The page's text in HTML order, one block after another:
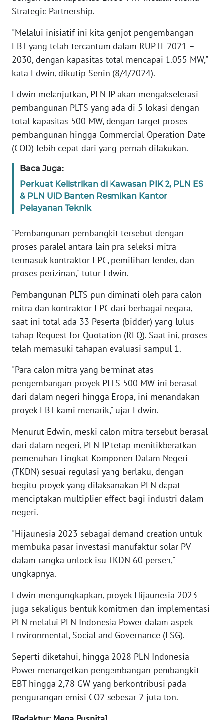
Strategic Partnership.
"Melalui inisiatif ini kita genjot pengembangan
EBT yang telah tercantum dalam RUPTL 2021 –
2030, dengan kapasitas total mencapai 1.055 MW,"
kata Edwin, dikutip Senin (8/4/2024).
Edwin melanjutkan, PLN IP akan mengakselerasi
pembangunan PLTS yang ada di 5 lokasi dengan
total kapasitas 500 MW, dengan target proses
pembangunan hingga Commercial Operation Date
(COD) lebih cepat dari yang pernah dilakukan.
Baca Juga:
Perkuat Kelistrikan di Kawasan PIK 2, PLN ES
& PLN UID Banten Resmikan Kantor
Pelayanan Teknik
"Pembangunan pembangkit tersebut dengan
proses paralel antara lain pra-seleksi mitra
termasuk kontraktor EPC, pemilihan lender, dan
proses perizinan," tutur Edwin.
Pembangunan PLTS pun diminati oleh para calon
mitra dan kontraktor EPC dari berbagai negara,
saat ini total ada 33 Peserta (bidder) yang lulus
tahap Request for Quotation (RFQ). Saat ini, proses
telah memasuki tahapan evaluasi sampul 1.
"Para calon mitra yang berminat atas
pengembangan proyek PLTS 500 MW ini berasal
dari dalam negeri hingga Eropa, ini menandakan
proyek EBT kami menarik," ujar Edwin.
Menurut Edwin, meski calon mitra tersebut berasal
dari dalam negeri, PLN IP tetap menitikberatkan
pemenuhan Tingkat Komponen Dalam Negeri
(TKDN) sesuai regulasi yang berlaku, dengan
begitu proyek yang dilaksanakan PLN dapat
menciptakan multiplier effect bagi industri dalam
negeri.
"Hijaunesia 2023 sebagai demand creation untuk
membuka pasar investasi manufaktur solar PV
dalam rangka unlock isu TKDN 60 persen,"
ungkapnya.
Edwin mengungkapkan, proyek Hijaunesia 2023
juga sekaligus bentuk komitmen dan implementasi
PLN melalui PLN Indonesia Power dalam aspek
Environmental, Social and Governance (ESG).
Seperti diketahui, hingga 2028 PLN Indonesia
Power menargetkan pengembangan pembangkit
EBT hingga 2,78 GW yang berkontribusi pada
pengurangan emisi CO2 sebesar 2 juta ton.
PAPUA
BARAT
WN
RIAU
SERAMBI
WN
WN
SULTRA
WN
NTB
WN
SULTENG
WN
SULBAR
BABEL
WN
SUMBAR
WN
SUMSEL
WN
WN
LAMPUNG
WN
JATENG
NUSANTARA
WN
JOGJA
WN
JATIM
WN
WN
KALBAR
KALTENG